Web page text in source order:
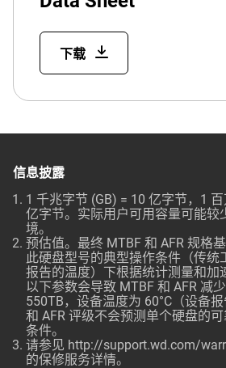
下载
信息披露
1 千兆字节 (GB) = 10 亿字节，1
亿字节。实际用户可用容量可能较
境。
预估值。最终 MTBF 和 AFR 规格
此硬盘型号的典型操作条件（传
报告的温度）下根据统计测量和加
以下参数会导致 MTBF 和 AFR 减
550TB，设备温度为 60°C（设备
和 AFR 评级不会预测单个硬盘的
条件。
请参见 http://support.wd.com/
的保修服务详情。